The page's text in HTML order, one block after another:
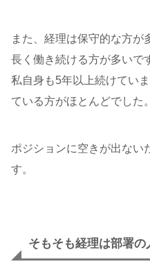
また、経理は保守的な方が
長く働き続ける方が多いで
私自身も5年以上続けてい
ている方がほとんどでした。
ポジションに空きが出ない
す。
そもそも経理は部署